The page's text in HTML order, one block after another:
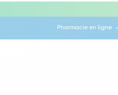
Pharmacie en ligne